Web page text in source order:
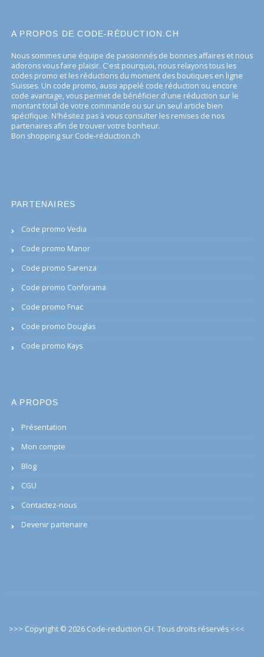
A PROPOS DE CODE-RÉDUCTION.CH
Nous sommes une équipe de passionnés de bonnes affaires et nous
adorons vous faire plaisir. C'est pourquoi, nous relayons tous les
codes promo et les réductions du moment des boutiques en ligne
Suisses. Un code promo, aussi appelé code réduction ou encore
code avantage, vous permet de bénéficier d'une réduction sur le
montant total de votre commande ou sur un seul article bien
spécifique. N'hésitez pas à vous consulter les remises de nos
partenaires afin de trouver votre bonheur.
Bon shopping sur Code-réduction.ch
PARTENAIRES
Code promo Vedia
Code promo Manor
Code promo Sarenza
Code promo Conforama
Code promo Fnac
Code promo Douglas
Code promo Kays
A PROPOS
Présentation
Mon compte
Blog
CGU
Contactez-nous
Devenir partenaire
>>> Copyright © 2026 Code-reduction CH. Tous droits réservés <<<